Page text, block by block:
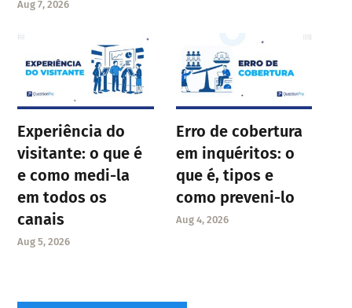
Aug 7, 2026
Experiência do
visitante: o que é
e como medi-la
em todos os
canais
Aug 5, 2026
Erro de cobertura
em inquéritos: o
que é, tipos e
como preveni-lo
Aug 4, 2026